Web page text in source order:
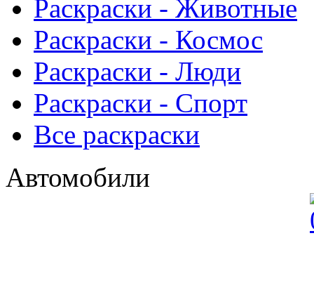
Раскраски - Животныe
Раскраски - Космос
Раскраски - Люди
Раскраски - Спорт
Все раскраски
Автомобили